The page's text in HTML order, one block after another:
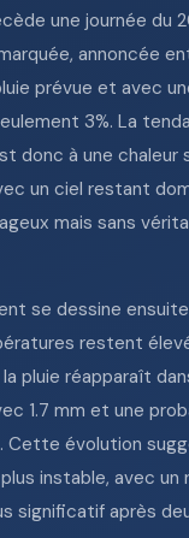
une journée du
annoncée
prévue et avec
3%. La
donc à une chaleur
un ciel restant
mais sans
se dessine
restent
pluie réapparaît
1.7 mm et une
Cette évolution
instable, avec un
significatif après